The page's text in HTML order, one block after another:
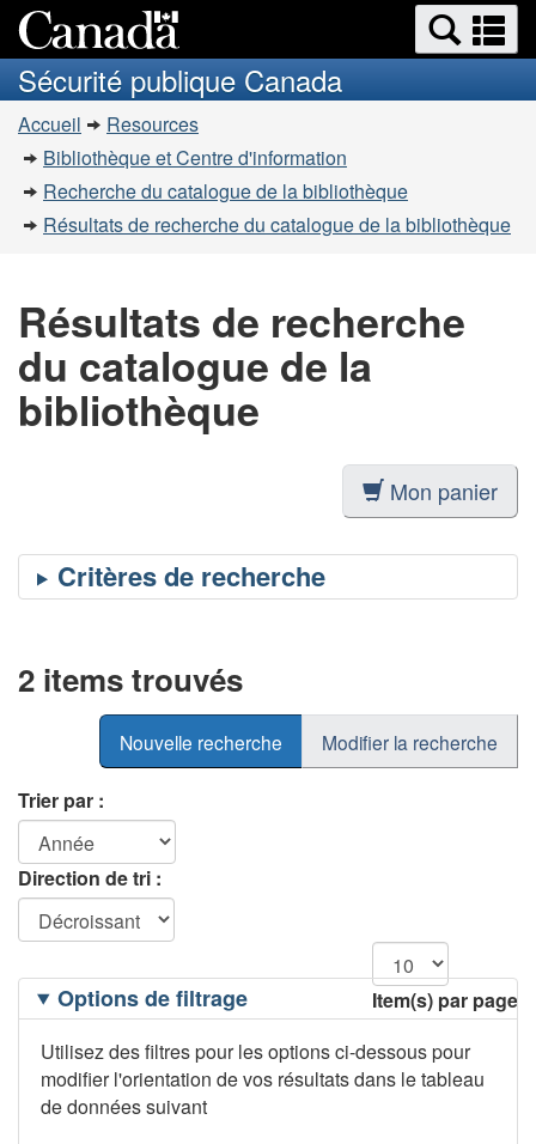
au
contenu
à
la
simplifiée
Recherche
et
menus
et
Sécurité publique Canada
Vous
êtes
ici
Accueil
Resources
Bibliothèque et Centre d'information
Recherche du catalogue de la bibliothèque
Résultats de recherche du catalogue de la bibliothèque
Résultats de recherche
du catalogue de la
bibliothèque
Mon panier
2 items trouvés
Nouvelle recherche Modifier la recherche
Trier par :
Direction de tri :
Item(s) par page
Filtrage
desOptions de filtrage
Utilisez des filtres pour les options ci-dessous pour
modifier l'orientation de vos résultats dans le tableau
de données suivant